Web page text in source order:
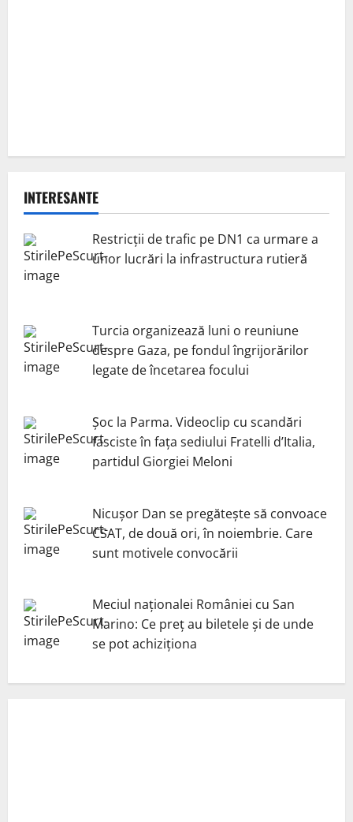
INTERESANTE
Restricții de trafic pe DN1 ca urmare a
unor lucrări la infrastructura rutieră
Turcia organizează luni o reuniune
despre Gaza, pe fondul îngrijorărilor
legate de încetarea focului
Șoc la Parma. Videoclip cu scandări
fasciste în fața sediului Fratelli d’Italia,
partidul Giorgiei Meloni
Nicuşor Dan se pregăteşte să convoace
CSAT, de două ori, în noiembrie. Care
sunt motivele convocării
Meciul naționalei României cu San
Marino: Ce preț au biletele și de unde
se pot achiziționa